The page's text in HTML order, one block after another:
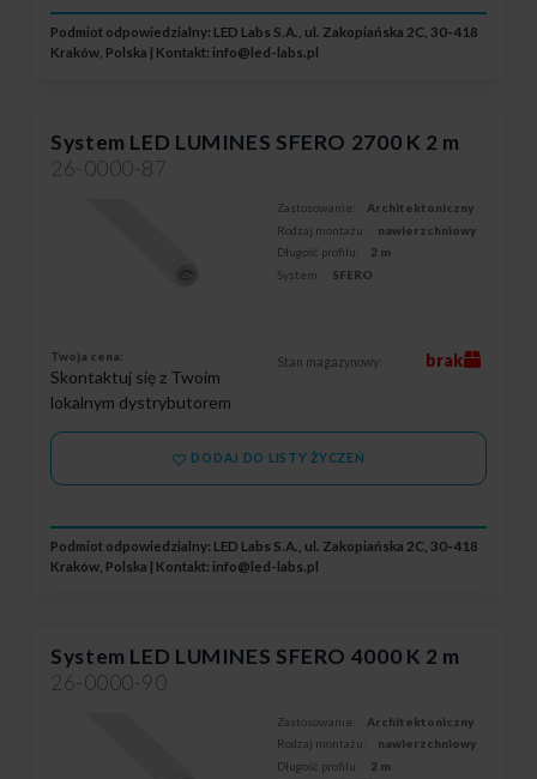
Podmiot odpowiedzialny: LED Labs S.A., ul. Zakopiańska 2C, 30-418
Kraków, Polska | Kontakt: info@led-labs.pl
System LED LUMINES SFERO 2700 K 2 m
26-0000-87
Zastosowanie:
Architektoniczny
Rodzaj montażu:
nawierzchniowy
Długość profilu:
2 m
System:
SFERO
Twoja cena:
Skontaktuj się z Twoim
lokalnym dystrybutorem
Stan magazynowy: brak
DODAJ DO LISTY ŻYCZEŃ
Podmiot odpowiedzialny: LED Labs S.A., ul. Zakopiańska 2C, 30-418
Kraków, Polska | Kontakt: info@led-labs.pl
System LED LUMINES SFERO 4000 K 2 m
26-0000-90
Zastosowanie:
Architektoniczny
Rodzaj montażu:
nawierzchniowy
Długość profilu:
2 m